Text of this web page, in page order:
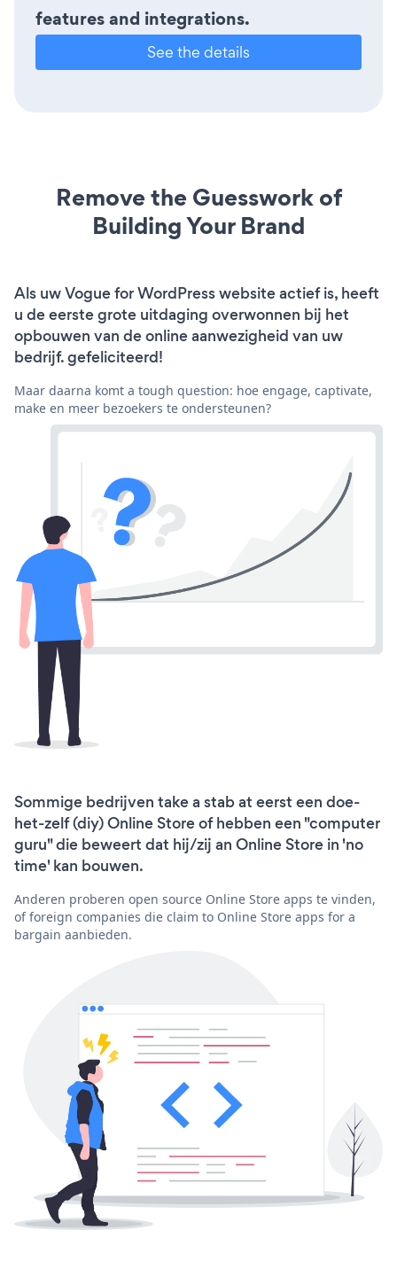
features and integrations.
See the details
Remove the Guesswork of
Building Your Brand
Als uw Vogue for WordPress website actief is, heeft
u de eerste grote uitdaging overwonnen bij het
opbouwen van de online aanwezigheid van uw
bedrijf. gefeliciteerd!
Maar daarna komt a tough question: hoe engage, captivate,
make en meer bezoekers te ondersteunen?
Sommige bedrijven take a stab at eerst een doe-
het-zelf (diy) Online Store of hebben een "computer
guru" die beweert dat hij/zij an Online Store in 'no
time' kan bouwen.
Anderen proberen open source Online Store apps te vinden,
of foreign companies die claim to Online Store apps for a
bargain aanbieden.